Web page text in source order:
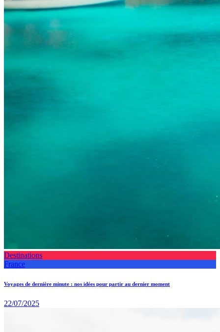
Destinations
France
Voyages de dernière minute : nos idées pour partir au dernier moment
22/07/2025